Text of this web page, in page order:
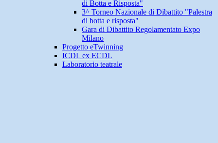
di Botta e Risposta"
3^ Torneo Nazionale di Dibattito "Palestra
di botta e risposta"
Gara di Dibattito Regolamentato Expo
Milano
Progetto eTwinning
ICDL ex ECDL
Laboratorio teatrale